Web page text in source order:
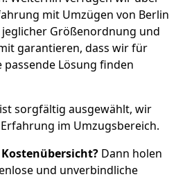
mit Umzügen von Berlin
Größenordnung und
garantieren, dass wir für
passende Lösung finden
ist sorgfältig ausgewählt, wir
im Umzugsbereich.
Kostenübersicht? Dann holen
und unverbindliche